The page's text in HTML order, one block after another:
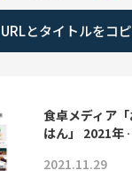
URLとタイトルをコ
食卓メディア
はん」 2021年
2021.11.29